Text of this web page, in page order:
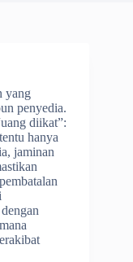
yang
penyedia.
diikat”:
hanya
jaminan